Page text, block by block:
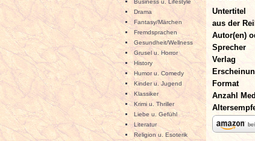
Business u. Lifestyle
Drama
Fantasy/Märchen
Fremdsprachen
Gesundheit/Wellness
Grusel u. Horror
History
Humor u. Comedy
Kinder u. Jugend
Klassiker
Krimi u. Thriller
Liebe u. Gefühl
Literatur
Religion u. Esoterik
Untertitel
aus der
Autor(en)
Sprecher
Verlag
Format
Anzahl